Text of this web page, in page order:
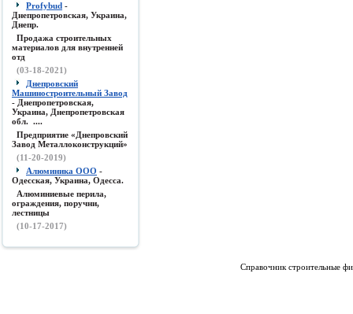
Profybud -
Днепропетровская, Украина,
Днепр.
Продажа строительных
материалов для внутренней
отд
(03-18-2021)
Днепровский
Машиностроительный Завод
- Днепропетровская,
Украина, Днепропетровская
обл. ....
Предприятие «Днепровский
Завод Металлоконструкций»
(11-20-2019)
Алюминика ООО -
Одесская, Украина, Одесса.
Алюминиевые перила,
ограждения, поручни,
лестницы
(10-17-2017)
Справочник строительные